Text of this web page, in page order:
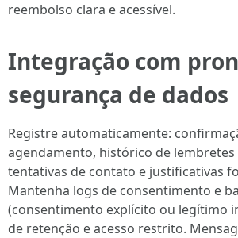
reembolso clara e acessível.
Integração com
segurança de dados
Registre automaticamente:
agendamento, histórico de lembretes
tentativas de contato e justificativas
Mantenha logs de consentimento e
(consentimento explícito ou legítimo
de retenção e acesso restrito.